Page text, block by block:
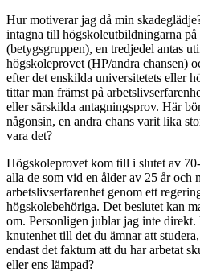
Hur motiverar jag då min
intagna till högskoleutbildningarna
(betygsgruppen), en tredjedel antas
högskoleprovet (HP/andra chansen)
efter det enskilda universitetets eller
tittar man främst på
eller särskilda antagningsprov. Här
någonsin, en andra chans varit lika
vara det?
Högskoleprovet kom till i slutet av
alla de som vid en ålder av 25 år och
arbetslivserfarenhet genom ett
högskolebehöriga. Det beslutet kan
om. Personligen jublar jag inte direkt.
knutenhet till det du ämnar att
endast det faktum att du har arbetat
eller ens lämpad?